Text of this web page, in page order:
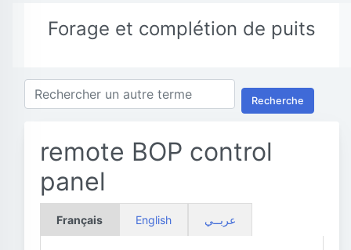
Forage et complétion de puits
Recherche
remote BOP control
panel
Français English عربــي